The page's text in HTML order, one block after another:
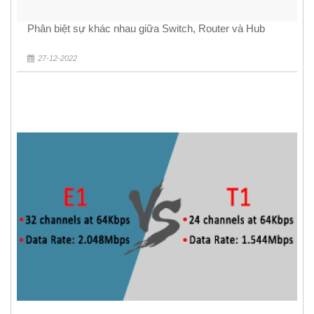
Phân biệt sự khác nhau giữa Switch, Router và Hub
27-12-2022